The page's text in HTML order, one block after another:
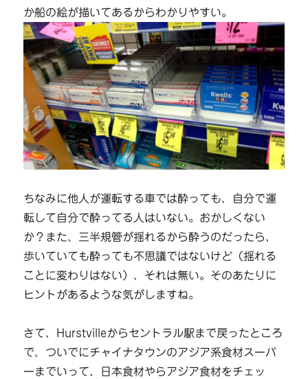
か船の絵が描いてあるからわかりやすい。
ちなみに他人が運転する車では酔っても、自分で運
転して自分で酔ってる人はいない。おかしくない
か？また、三半規管が揺れるから酔うのだったら、
歩いていても酔っても不思議ではないけど（揺れる
ことに変わりはない）、それは無い。そのあたりに
ヒントがあるような気がしますね。
さて、Hurstvilleからセントラル駅まで戻ったところ
で、ついでにチャイナタウンのアジア系食材スーパ
ーまでいって、日本食材やらアジア食材をチェッ